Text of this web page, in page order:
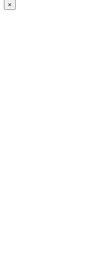
×